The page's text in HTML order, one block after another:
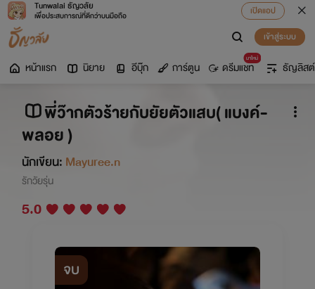
Tunwalai ธัญวลัย
เพื่อประสบการณ์ที่ดีกว่าบนมือถือ
เปิดแอป
เข้าสู่ระบบ
หน้าแรก นิยาย อีบุ๊ก การ์ตูน
มาใหม่
ดรีมแชท ธัญลิสต์
พี่ว๊ากตัวร้ายกับยัยตัวแสบ( แบงค์-
พลอย )
นักเขียน: Mayuree.n
รักวัยรุ่น
5.0
จบ